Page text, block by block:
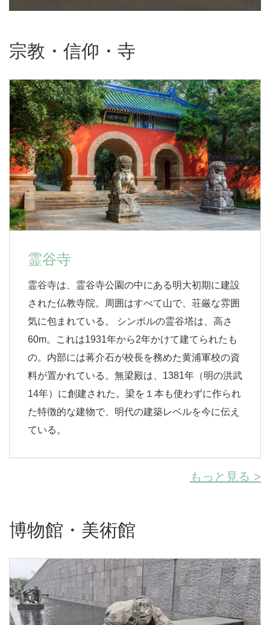
宗教・信仰・寺
霊谷寺
霊谷寺は、霊谷寺公園の中にある明大初期に建設
された仏教寺院。周囲はすべて山で、荘厳な雰囲
気に包まれている。 シンボルの霊谷塔は、高さ
60m。これは1931年から2年かけて建てられたも
の。内部には蒋介石が校長を務めた黄浦軍校の資
料が置かれている。無梁殿は、1381年（明の洪武
14年）に創建された。梁を１本も使わずに作られ
た特徴的な建物で、明代の建築レベルを今に伝え
ている。
もっと見る >
博物館・美術館